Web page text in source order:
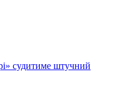
судитиме штучний